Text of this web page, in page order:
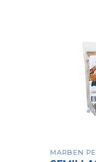
MARBEN